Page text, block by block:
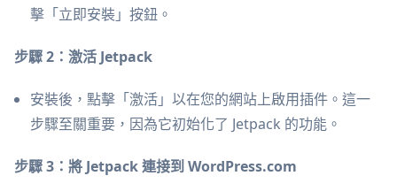
擊「立即安裝」按鈕。
步驟 2：激活 Jetpack
安裝後，點擊「激活」以在您的網站上啟用插件。這一
步驟至關重要，因為它初始化了 Jetpack 的功能。
步驟 3：將 Jetpack 連接到 WordPress.com